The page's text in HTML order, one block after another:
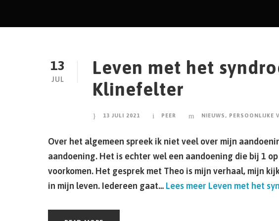
13
JUL
Leven met het
Klinefelter
13 JULI 2021 PEER NIEUWS , PERSOONLIJKE
Over het algemeen spreek ik niet veel over mijn
aandoening. Het is echter wel een aandoening die bij 1
voorkomen. Het gesprek met Theo is mijn verhaal, mijn
in mijn leven. Iedereen gaat… Lees meer Leven met het